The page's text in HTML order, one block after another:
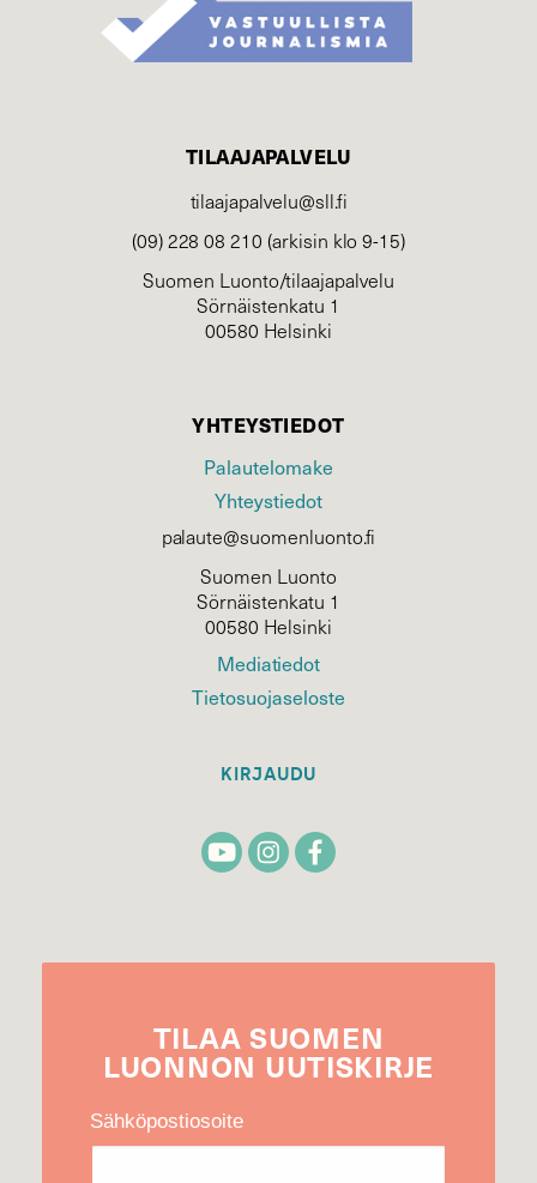
TILAAJAPALVELU
tilaajapalvelu@sll.fi
(09) 228 08 210 (arkisin klo 9-15)
Suomen Luonto/tilaajapalvelu
Sörnäistenkatu 1
00580 Helsinki
YHTEYSTIEDOT
Palautelomake
Yhteystiedot
palaute@suomenluonto.fi
Suomen Luonto
Sörnäistenkatu 1
00580 Helsinki
Mediatiedot
Tietosuojaseloste
KIRJAUDU
TILAA SUOMEN
LUONNON UUTIS­KIRJE
Sähköpostiosoite